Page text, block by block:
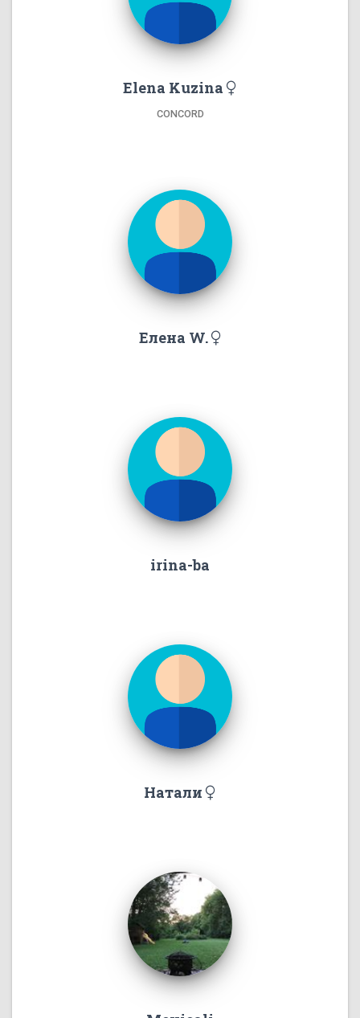
Elena Kuzina
CONCORD
Елена W.
irina-ba
Натали